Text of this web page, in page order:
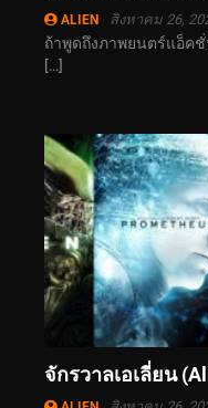
ALIEN สิงหาคม 26,
ถ้าพูดถึงภาพยนตร์แอ็คชั่
[…]